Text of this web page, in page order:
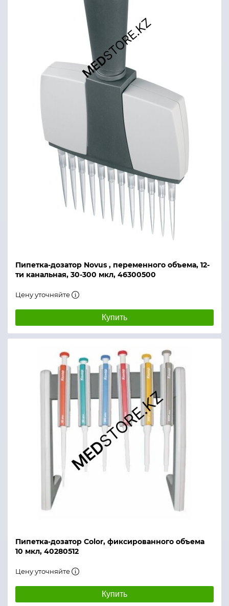
Пипетка-дозатор Novus , переменного объема, 12-
ти канальная, 30-300 мкл, 46300500
Цену уточняйте
Купить
Пипетка-дозатор Color, фиксированного объема
10 мкл, 40280512
Цену уточняйте
Купить